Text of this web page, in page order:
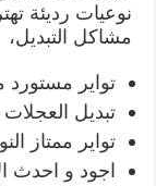
نوعيات رديئة
مشاكل التبديل،
تواير
تبديل العجلات يتم
تواير ممتاز
اجود و احدث